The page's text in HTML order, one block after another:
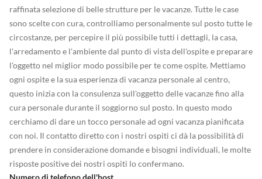
raffinata selezione di belle strutture per le vacanze. Tutte le case
sono scelte con cura, controlliamo personalmente sul posto tutte le
circostanze, per percepire il più possibile tutti i dettagli, la casa,
l'arredamento e l'ambiente dal punto di vista dell'ospite e preparare
l'oggetto nel miglior modo possibile per te come ospite. Mettiamo
ogni ospite e la sua esperienza di vacanza personale al centro,
questo inizia con la consulenza sull'oggetto delle vacanze fino alla
cura personale durante il soggiorno sul posto. In questo modo
cerchiamo di dare un tocco personale ad ogni vacanza pianificata
con noi. Il contatto diretto con i nostri ospiti ci dà la possibilità di
prendere in considerazione domande e bisogni individuali, le molte
risposte positive dei nostri ospiti lo confermano.